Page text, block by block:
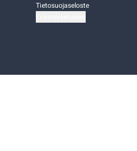
Tietosuojaseloste